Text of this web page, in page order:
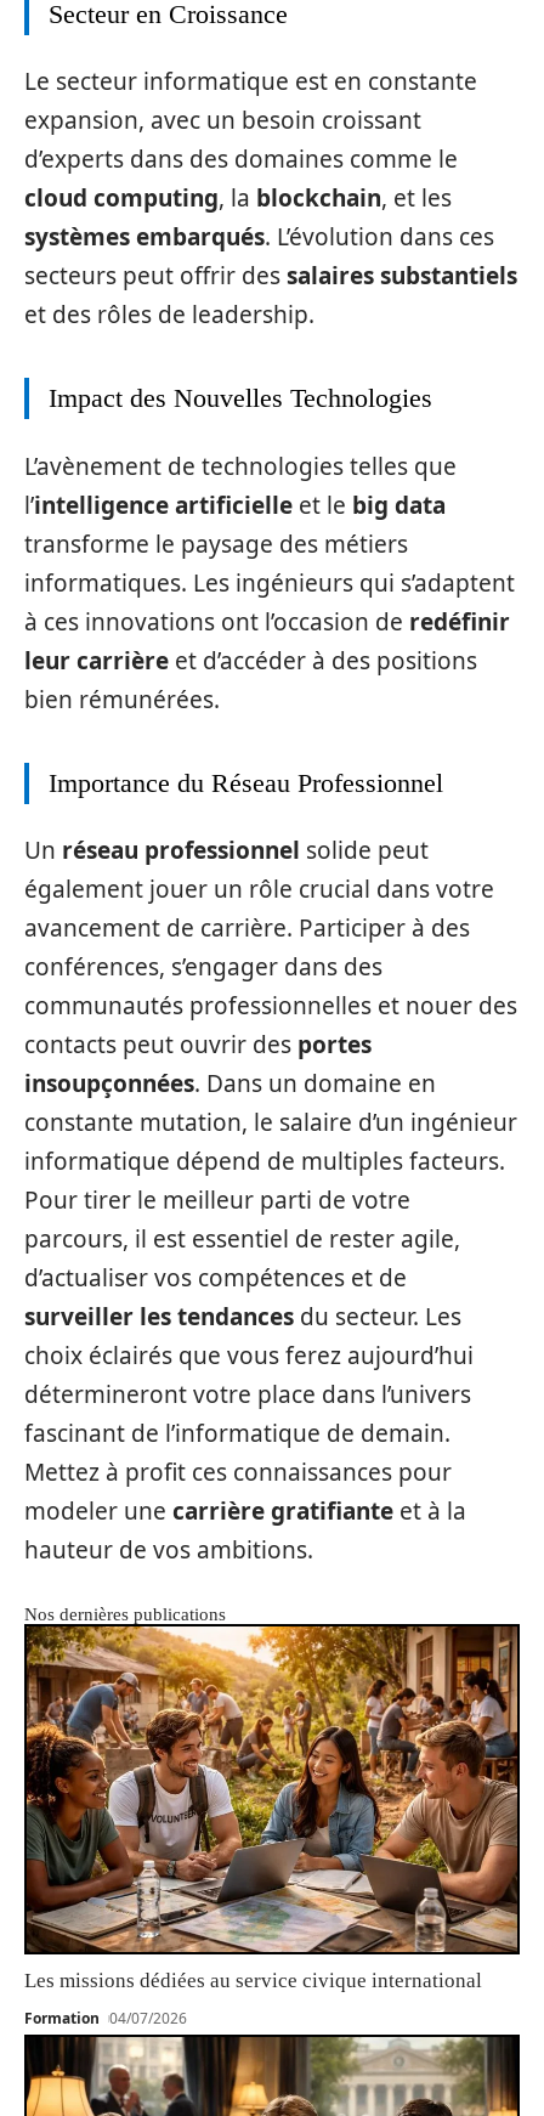
Secteur en Croissance
Le secteur informatique est en constante
expansion, avec un besoin croissant
d’experts dans des domaines comme le
cloud computing, la blockchain, et les
systèmes embarqués. L’évolution dans ces
secteurs peut offrir dessalaires substantiels
et des rôles de leadership.
Impact des Nouvelles Technologies
L’avènement de technologies telles que
l’intelligence artificielle et le big data
transforme le paysage des métiers
informatiques. Les ingénieurs qui s’adaptent
à ces innovations ont l’occasion de redéfinir
leur carrière et d’accéder à des positions
bien rémunérées.
Importance du Réseau Professionnel
Un réseau professionnel solide peut
également jouer un rôle crucial dans votre
avancement de carrière. Participer à des
conférences, s’engager dans des
communautés professionnelles et nouer des
contacts peut ouvrir des portes
insoupçonnées. Dans un domaine en
constante mutation, le salaire d’un ingénieur
informatique dépend de multiples facteurs.
Pour tirer le meilleur parti de votre
parcours, il est essentiel de rester agile,
d’actualiser vos compétences et de
surveiller les tendances du secteur. Les
choix éclairés que vous ferez aujourd’hui
détermineront votre place dans l’univers
fascinant de l’informatique de demain.
Mettez à profit ces connaissances pour
modeler une carrière gratifiante et à la
hauteur de vos ambitions.
Nos dernières publications
Les missions dédiées au service civique international
Formation 04/07/2026